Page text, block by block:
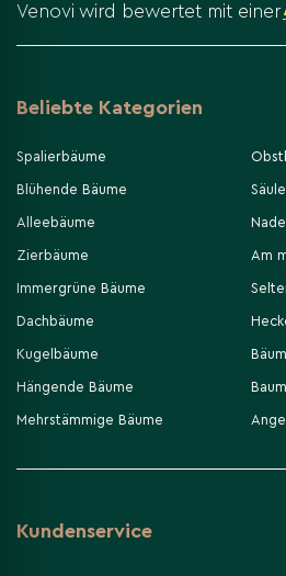
Venovi wird bewertet mit einer
Beliebte Kategorien
Spalierbäume
Blühende Bäume
Alleebäume
Zierbäume
Immergrüne Bäume
Dachbäume
Kugelbäume
Hängende Bäume
Mehrstämmige Bäume
Am
Kundenservice